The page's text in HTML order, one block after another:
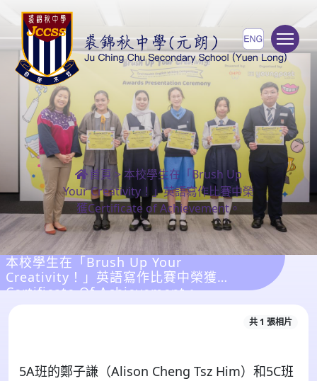
首頁 > 本校學生在「Brush Up
Your Creativity！」英語寫作比賽中榮
獲Certificate of Achievement。
本校學生在「Brush Up Your
Creativity！」英語寫作比賽中榮獲
Certificate Of Achievement。
共 1 張相片
5A班的鄭子謙（Alison Cheng Tsz Him）和5C班